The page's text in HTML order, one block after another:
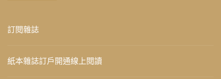
訂閱雜誌
紙本雜誌訂戶開通線上閱讀